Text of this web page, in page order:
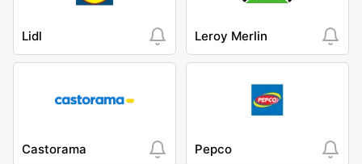
Lidl Leroy Merlin
Castorama Pepco